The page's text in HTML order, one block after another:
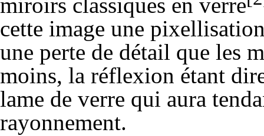
cette image une
une perte de détail que les
moins, la réflexion étant
lame de verre qui aura
rayonnement.